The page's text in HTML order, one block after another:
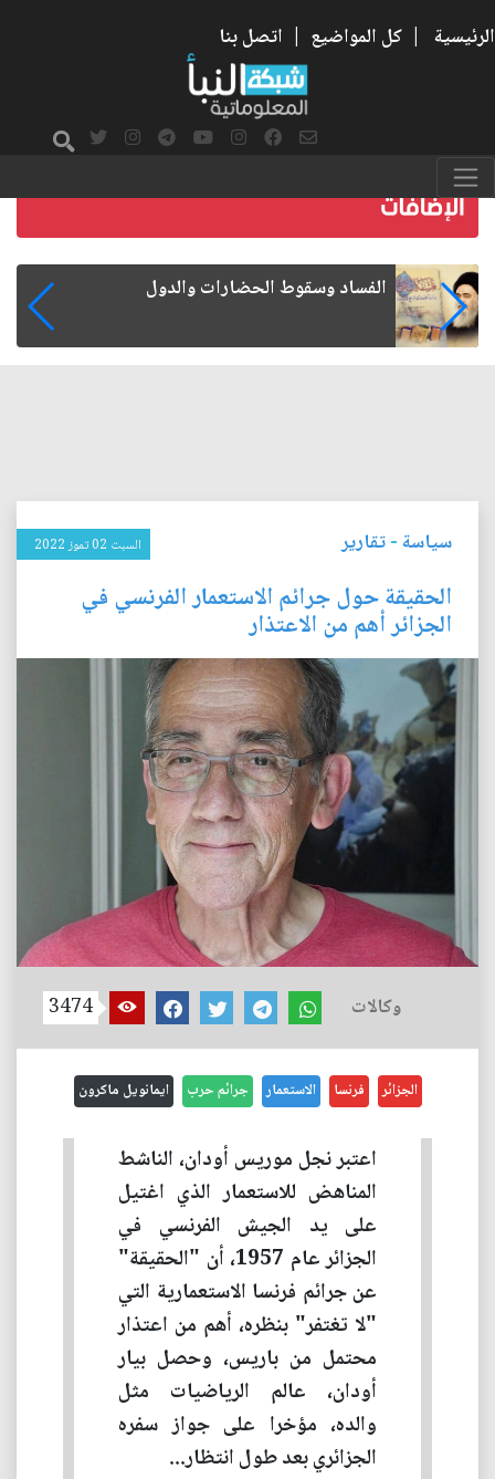
الرئيسية | كل المواضيع | اتصل بنا
رواتب الموظفين على صفيح ساخن
سياسة-تقارير السبت 02 تموز 2022
الحقيقة حول جرائم الاستعمار الفرنسي في
الجزائر أهم من الاعتذار
وكالات 3474
الجزائر فرنسا الاستعمار جرائم حرب ايمانويل ماكرون
اعتبر نجل موريس أودان، الناشط
المناهض للاستعمار الذي اغتيل
على يد الجيش الفرنسي في
الجزائر عام 1957، أن "الحقيقة"
عن جرائم فرنسا الاستعمارية التي
"لا تغتفر" بنظره، أهم من اعتذار
محتمل من باريس، وحصل بيار
أودان، عالم الرياضيات مثل
والده، مؤخرا على جواز سفره
الجزائري بعد طول انتظار...